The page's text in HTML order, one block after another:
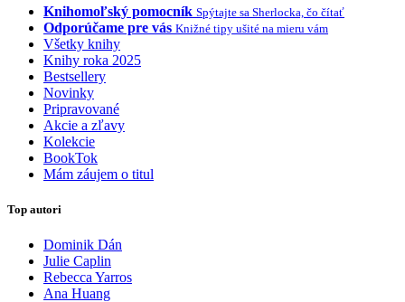
Knihomoľský pomocník Spýtajte sa Sherlocka, čo čítať
Odporúčame pre vás Knižné tipy ušité na mieru vám
Všetky knihy
Knihy roka 2025
Bestsellery
Novinky
Pripravované
Akcie a zľavy
Kolekcie
BookTok
Mám záujem o titul
Top autori
Dominik Dán
Julie Caplin
Rebecca Yarros
Ana Huang